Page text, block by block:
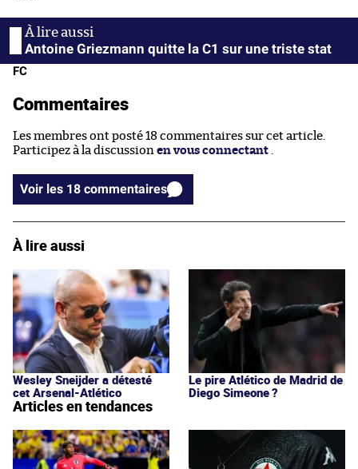
Antoine Griezmann quitte la C1 sur une triste stat
FC
Commentaires
Les membres ont posté 18 commentaires sur cet article.
Participez à la discussion en vous connectant
Voir les 18 commentaires
À lire aussi
Wesley Sneijder a détesté
cet Arsenal-Atlético
Le pire Atlético de Madrid de
Diego Simeone ?
Articles en tendances